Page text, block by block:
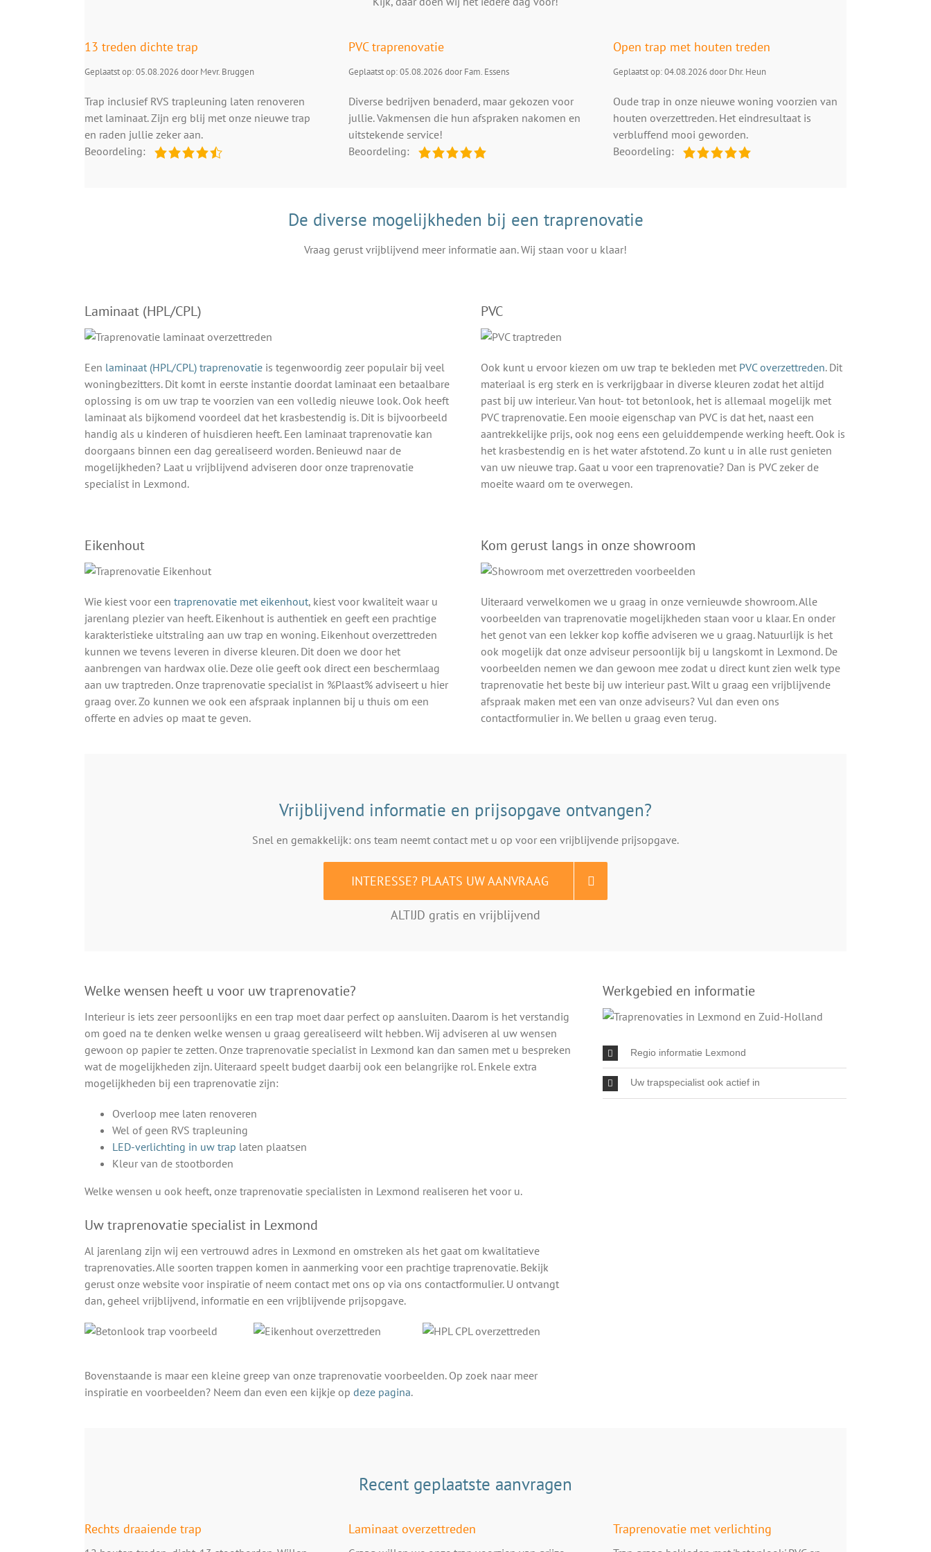
13 treden dichte trap
Geplaatst op: 05.08.2026 door Mevr. Bruggen
Trap inclusief RVS trapleuning laten renoveren
met laminaat. Zijn erg blij met onze nieuwe trap
en raden jullie zeker aan.
Beoordeling:
PVC traprenovatie
Geplaatst op: 05.08.2026 door Fam. Essens
Diverse bedrijven benaderd, maar gekozen voor
jullie. Vakmensen die hun afspraken nakomen en
uitstekende service!
Beoordeling:
Open trap met houten treden
Geplaatst op: 04.08.2026 door Dhr. Heun
Oude trap in onze nieuwe woning voorzien van
houten overzettreden. Het eindresultaat is
verbluffend mooi geworden.
Beoordeling:
De diverse mogelijkheden bij een traprenovatie
Vraag gerust vrijblijvend meer informatie aan. Wij staan voor u klaar!
Laminaat (HPL/CPL)
Een laminaat (HPL/CPL) traprenovatie is tegenwoordig zeer populair bij veel
woningbezitters. Dit komt in eerste instantie doordat laminaat een betaalbare
oplossing is om uw trap te voorzien van een volledig nieuwe look. Ook heeft
laminaat als bijkomend voordeel dat het krasbestendig is. Dit is bijvoorbeeld
handig als u kinderen of huisdieren heeft. Een laminaat traprenovatie kan
doorgaans binnen een dag gerealiseerd worden. Benieuwd naar de
mogelijkheden? Laat u vrijblijvend adviseren door onze traprenovatie
specialist in Lexmond.
PVC
Ook kunt u ervoor kiezen om uw trap te bekleden met PVC overzettreden. Dit
materiaal is erg sterk en is verkrijgbaar in diverse kleuren zodat het altijd
past bij uw interieur. Van hout- tot betonlook, het is allemaal mogelijk met
PVC traprenovatie. Een mooie eigenschap van PVC is dat het, naast een
aantrekkelijke prijs, ook nog eens een geluiddempende werking heeft. Ook is
het krasbestendig en is het water afstotend. Zo kunt u in alle rust genieten
van uw nieuwe trap. Gaat u voor een traprenovatie? Dan is PVC zeker de
moeite waard om te overwegen.
Eikenhout
Wie kiest voor een traprenovatie met eikenhout, kiest voor kwaliteit waar u
jarenlang plezier van heeft. Eikenhout is authentiek en geeft een prachtige
karakteristieke uitstraling aan uw trap en woning. Eikenhout overzettreden
kunnen we tevens leveren in diverse kleuren. Dit doen we door het
aanbrengen van hardwax olie. Deze olie geeft ook direct een beschermlaag
aan uw traptreden. Onze traprenovatie specialist in %Plaast% adviseert u hier
graag over. Zo kunnen we ook een afspraak inplannen bij u thuis om een
offerte en advies op maat te geven.
Kom gerust langs in onze showroom
Uiteraard verwelkomen we u graag in onze vernieuwde showroom. Alle
voorbeelden van traprenovatie mogelijkheden staan voor u klaar. En onder
het genot van een lekker kop koffie adviseren we u graag. Natuurlijk is het
ook mogelijk dat onze adviseur persoonlijk bij u langskomt in Lexmond. De
voorbeelden nemen we dan gewoon mee zodat u direct kunt zien welk type
traprenovatie het beste bij uw interieur past. Wilt u graag een vrijblijvende
afspraak maken met een van onze adviseurs? Vul dan even ons
contactformulier in. We bellen u graag even terug.
Vrijblijvend informatie en prijsopgave ontvangen?
Snel en gemakkelijk: ons team neemt contact met u op voor een vrijblijvende prijsopgave.
INTERESSE? PLAATS UW AANVRAAG
ALTIJD gratis en vrijblijvend
Welke wensen heeft u voor uw traprenovatie?
Interieur is iets zeer persoonlijks en een trap moet daar perfect op aansluiten. Daarom is het verstandig
om goed na te denken welke wensen u graag gerealiseerd wilt hebben. Wij adviseren al uw wensen
gewoon op papier te zetten. Onze traprenovatie specialist in Lexmond kan dan samen met u bespreken
wat de mogelijkheden zijn. Uiteraard speelt budget daarbij ook een belangrijke rol. Enkele extra
mogelijkheden bij een traprenovatie zijn:
Overloop mee laten renoveren
Wel of geen RVS trapleuning
LED-verlichting in uw trap laten plaatsen
Kleur van de stootborden
Welke wensen u ook heeft, onze traprenovatie specialisten in Lexmond realiseren het voor u.
Uw traprenovatie specialist in Lexmond
Al jarenlang zijn wij een vertrouwd adres in Lexmond en omstreken als het gaat om kwalitatieve
traprenovaties. Alle soorten trappen komen in aanmerking voor een prachtige traprenovatie. Bekijk
gerust onze website voor inspiratie of neem contact met ons op via ons contactformulier. U ontvangt
dan, geheel vrijblijvend, informatie en een vrijblijvende prijsopgave.
Bovenstaande is maar een kleine greep van onze traprenovatie voorbeelden. Op zoek naar meer
inspiratie en voorbeelden? Neem dan even een kijkje op deze pagina.
Werkgebied en informatie
Regio informatie Lexmond
Uw trapspecialist ook actief in
Recent geplaatste aanvragen
Rechts draaiende trap Laminaat overzettreden Traprenovatie met verlichting